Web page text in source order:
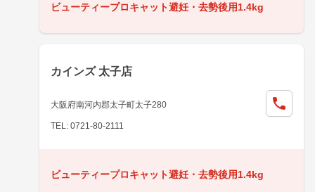
ビューティープロキャット避妊・去勢後用1.4kg
カインズ 太子店
大阪府南河内郡太子町太子280
TEL: 0721-80-2111
ビューティープロキャット避妊・去勢後用1.4kg